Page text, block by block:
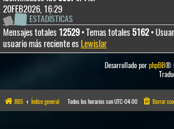
20FEB2026, 16:29
ESTADÍSTICAS
Mensajes totales 12529• Temas totales5162•
usuario más reciente es Lewislar
Desarrollado porphpBB®
BBS Índice general Todos los horarios sonUTC-04:00 Borrar